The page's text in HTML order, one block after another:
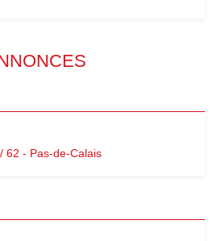
62 - Pas-de-Calais